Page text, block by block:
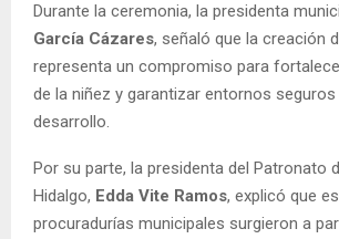
Durante la ceremonia, la presidenta
García Cázares, señaló que la creación
representa un compromiso para
de la niñez y garantizar entornos seguros
desarrollo.
Por su parte, la presidenta del Patronato
Hidalgo, Edda Vite Ramos, explicó que
procuradurías municipales surgieron a